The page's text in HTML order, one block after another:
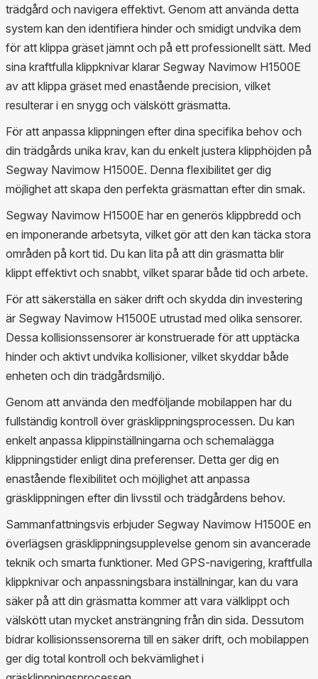
trädgård och navigera effektivt. Genom att använda detta
system kan den identifiera hinder och smidigt undvika dem
för att klippa gräset jämnt och på ett professionellt sätt. Med
sina kraftfulla klippknivar klarar Segway Navimow H1500E
av att klippa gräset med enastående precision, vilket
resulterar i en snygg och välskött gräsmatta.
För att anpassa klippningen efter dina specifika behov och
din trädgårds unika krav, kan du enkelt justera klipphöjden på
Segway Navimow H1500E. Denna flexibilitet ger dig
möjlighet att skapa den perfekta gräsmattan efter din smak.
Segway Navimow H1500E har en generös klippbredd och
en imponerande arbetsyta, vilket gör att den kan täcka stora
områden på kort tid. Du kan lita på att din gräsmatta blir
klippt effektivt och snabbt, vilket sparar både tid och arbete.
För att säkerställa en säker drift och skydda din investering
är Segway Navimow H1500E utrustad med olika sensorer.
Dessa kollisionssensorer är konstruerade för att upptäcka
hinder och aktivt undvika kollisioner, vilket skyddar både
enheten och din trädgårdsmiljö.
Genom att använda den medföljande mobilappen har du
fullständig kontroll över gräsklippningsprocessen. Du kan
enkelt anpassa klippinställningarna och schemalägga
klippningstider enligt dina preferenser. Detta ger dig en
enastående flexibilitet och möjlighet att anpassa
gräsklippningen efter din livsstil och trädgårdens behov.
Sammanfattningsvis erbjuder Segway Navimow H1500E en
överlägsen gräsklippningsupplevelse genom sin avancerade
teknik och smarta funktioner. Med GPS-navigering, kraftfulla
klippknivar och anpassningsbara inställningar, kan du vara
säker på att din gräsmatta kommer att vara välklippt och
välskött utan mycket ansträngning från din sida. Dessutom
bidrar kollisionssensorerna till en säker drift, och mobilappen
ger dig total kontroll och bekvämlighet i